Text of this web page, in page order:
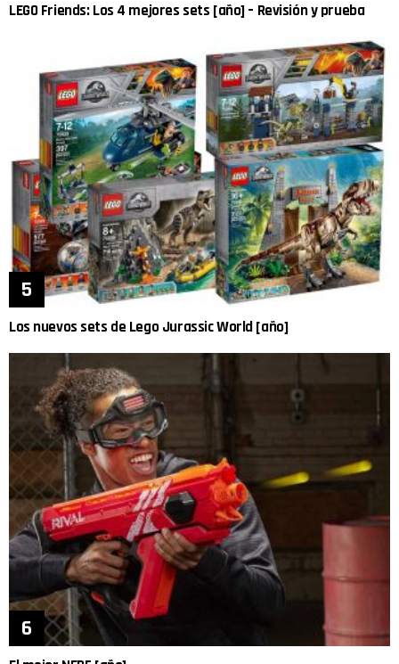
LEGO Friends: Los 4 mejores sets [año] – Revisión y prueba
Los nuevos sets de Lego Jurassic World [año]